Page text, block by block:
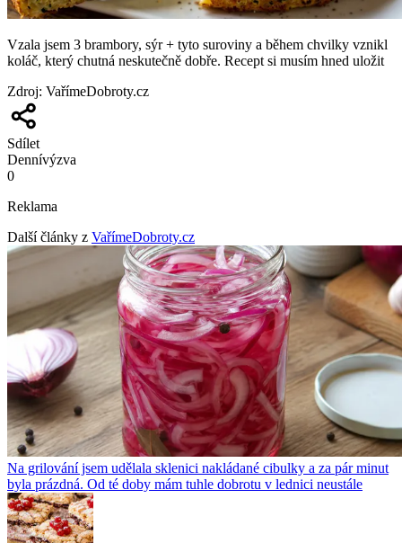
Vzala jsem 3 brambory, sýr + tyto suroviny a během chvilky vznikl
koláč, který chutná neskutečně dobře. Recept si musím hned uložit
Zdroj: VařímeDobroty.cz
Sdílet
Dennívýzva
0
Reklama
Další články z VařímeDobroty.cz
Na grilování jsem udělala sklenici nakládané cibulky a za pár minut
byla prázdná. Od té doby mám tuhle dobrotu v lednici neustále